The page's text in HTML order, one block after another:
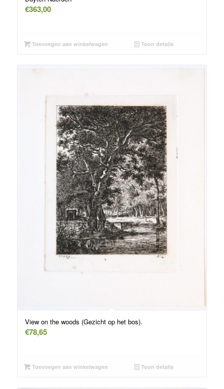
€363,00
Toevoegen aan winkelwagen Toon details
View on the woods (Gezicht op het bos).
€78,65
Toevoegen aan winkelwagen Toon details